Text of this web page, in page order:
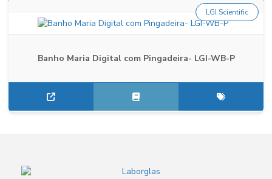
Banho Maria Digital com Pingadeira- LGI-WB-P
LGI Scientific